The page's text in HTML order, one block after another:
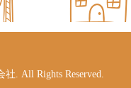
. All Rights Reserved.